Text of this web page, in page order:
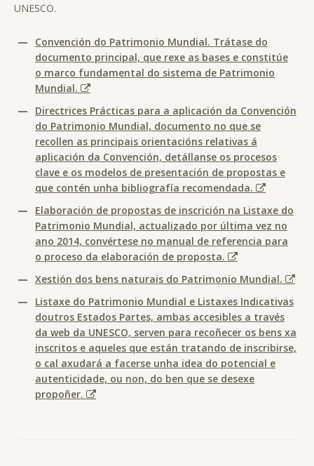
UNESCO.
—
Convención do Patrimonio Mundial. Trátase do
documento principal, que rexe as bases e constitúe
o marco fundamental do sistema de Patrimonio
Mundial.
—
Directrices Prácticas para a aplicación da Convención
do Patrimonio Mundial, documento no que se
recollen as principais orientacións relativas á
aplicación da Convención, detállanse os procesos
clave e os modelos de presentación de propostas e
que contén unha bibliografía recomendada.
—
Elaboración de propostas de inscrición na Listaxe do
Patrimonio Mundial, actualizado por última vez no
ano 2014, convértese no manual de referencia para
o proceso da elaboración de proposta.
— Xestión dos bens naturais do Patrimonio Mundial.
—
Listaxe do Patrimonio Mundial e Listaxes Indicativas
doutros Estados Partes, ambas accesibles a través
da web da UNESCO, serven para recoñecer os bens xa
inscritos e aqueles que están tratando de inscribirse,
o cal axudará a facerse unha idea do potencial e
autenticidade, ou non, do ben que se desexe
propoñer.